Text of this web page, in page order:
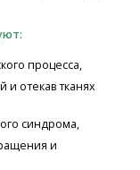
процесса,
отекав тканях
синдрома,
и